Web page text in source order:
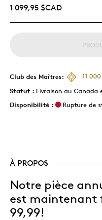
1 099,95 $CAD
Club des Maîtres:
11 000
Statut : Livraison au Canada
Disponibilité :
Rupture de
À PROPOS
Notre pièce
est maintenant
99,99!